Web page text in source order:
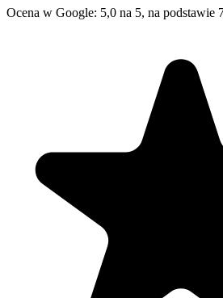
Ocena w Google: 5,0 na 5, na podstawie